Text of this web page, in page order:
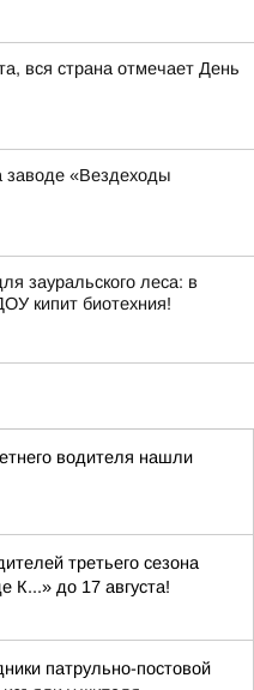
вся страна отмечает День
заводе «Вездеходы
зауральского леса: в
кипит биотехния!
водителя нашли
третьего сезона
К...» до 17 августа!
патрульно-постовой